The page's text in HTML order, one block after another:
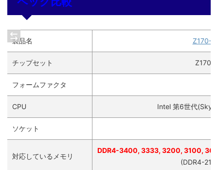
製品名 Z170-
チップセット Z170
フォームファクタ
CPU Intel 第6世代
ソケット
対応しているメモリ
DDR4-3400, 3333, 3200, 3100,
(DDR4-